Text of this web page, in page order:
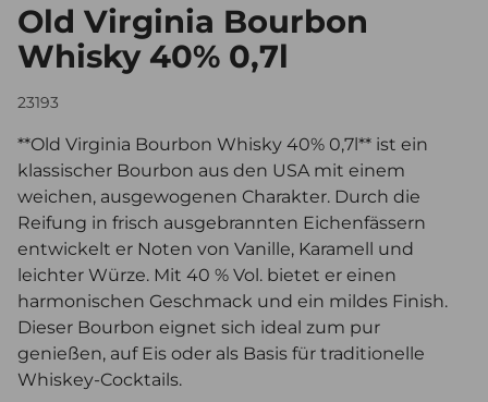
Old Virginia Bourbon
Whisky 40% 0,7l
23193
**Old Virginia Bourbon Whisky 40% 0,7l** ist ein
klassischer Bourbon aus den USA mit einem
weichen, ausgewogenen Charakter. Durch die
Reifung in frisch ausgebrannten Eichenfässern
entwickelt er Noten von Vanille, Karamell und
leichter Würze. Mit 40 % Vol. bietet er einen
harmonischen Geschmack und ein mildes Finish.
Dieser Bourbon eignet sich ideal zum pur
genießen, auf Eis oder als Basis für traditionelle
Whiskey-Cocktails.